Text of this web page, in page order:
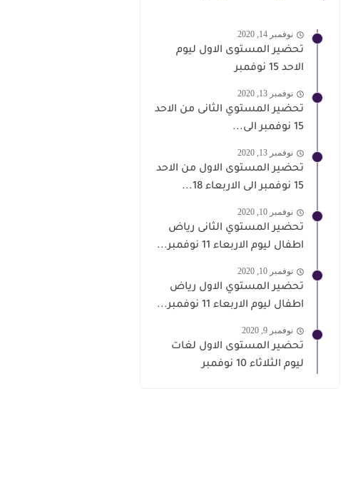
نوفمبر 14, 2020
تحضير المستوى الاول ليوم
الاحد 15 نوفمبر
نوفمبر 13, 2020
تحضير المستوي الثانى من الاحد
15 نوفمبر الى...
نوفمبر 13, 2020
تحضير المستوى الاول من الاحد
15 نوفمبر الى الاربعاء 18...
نوفمبر 10, 2020
تحضير المستوي الثانى رياض
اطفال ليوم الاربعاء 11 نوفمبر...
نوفمبر 10, 2020
تحضير المستوي الاول رياض
اطفال ليوم الاربعاء 11 نوفمبر...
نوفمبر 9, 2020
تحضير المستوى الاول لغات
ليوم الثلاثاء 10 نوفمبر